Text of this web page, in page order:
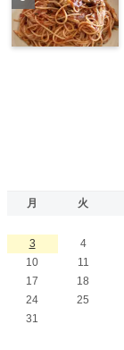
月 火
3
4
10
11
17
18
24
25
31